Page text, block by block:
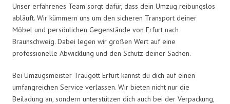
Unser erfahrenes Team sorgt dafür, dass dein Umzug reibungslos
abläuft. Wir kümmern uns um den sicheren Transport deiner
Möbel und persönlichen Gegenstände von Erfurt nach
Braunschweig. Dabei legen wir großen Wert auf eine
professionelle Abwicklung und den Schutz deiner Sachen.
Bei Umzugsmeister Traugott Erfurt kannst du dich auf einen
umfangreichen Service verlassen. Wir bieten nicht nur die
Beiladung an, sondern unterstützen dich auch bei der Verpackung,